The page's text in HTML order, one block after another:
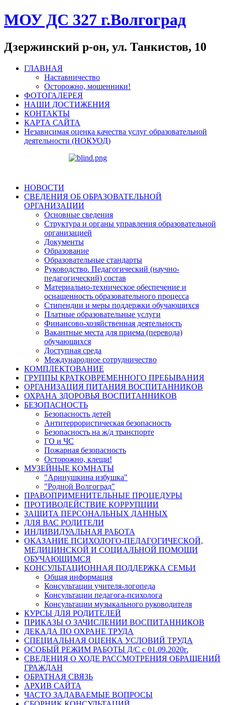
МОУ ДС 327 г.Волгоград
Дзержинский р-он, ул. Танкистов, 10
ГЛАВНАЯ
Наставничество
Осторожно, мошенники!
ФОТОГАЛЕРЕЯ
НАШИ ДОСТИЖЕНИЯ
КОНТАКТЫ
КАРТА САЙТА
Независимая оценка качества услуг образовательной
деятельности (НОКУОД)
НОВОСТИ
СВЕДЕНИЯ ОБ ОБРАЗОВАТЕЛЬНОЙ
ОРГАНИЗАЦИИ
Основные сведения
Структура и органы управления образовательной
организацией
Документы
Образование
Образовательные стандарты
Руководство. Педагогический (научно-
педагогический) состав
Материально-техническое обеспечение и
оснащенность образовательного процесса
Стипендии и меры поддержки обучающихся
Платные образовательные услуги
Финансово-хозяйственная деятельность
Вакантные места для приема (перевода)
обучающихся
Доступная среда
Международное сотрудничество
КОМПЛЕКТОВАНИЕ
ГРУППЫ КРАТКОВРЕМЕННОГО ПРЕБЫВАНИЯ
ОРГАНИЗАЦИЯ ПИТАНИЯ ВОСПИТАННИКОВ
ОХРАНА ЗДОРОВЬЯ ВОСПИТАННИКОВ
БЕЗОПАСНОСТЬ
Безопасность детей
Антитеррористическая безопасность
Безопасность на ж/д транспорте
ГО и ЧС
Пожарная безопасность
Осторожно, клещи!
МУЗЕЙНЫЕ КОМНАТЫ
"Аринушкина избушка"
"Родной Волгоград"
ПРАВОПРИМЕНИТЕЛЬНЫЕ ПРОЦЕДУРЫ
ПРОТИВОДЕЙСТВИЕ КОРРУПЦИИ
ЗАЩИТА ПЕРСОНАЛЬНЫХ ДАННЫХ
ДЛЯ ВАС РОДИТЕЛИ
ИНДИВИДУАЛЬНАЯ РАБОТА
ОКАЗАНИЕ ПСИХОЛОГО-ПЕДАГОГИЧЕСКОЙ,
МЕДИЦИНСКОЙ И СОЦИАЛЬНОЙ ПОМОЩИ
ОБУЧАЮЩИМСЯ
КОНСУЛЬТАЦИОННАЯ ПОДДЕРЖКА СЕМЬИ
Общая информация
Консультации учителя-логопеда
Консультации педагога-психолога
Консультации музыкального руководителя
КУРСЫ ДЛЯ РОДИТЕЛЕЙ
ПРИКАЗЫ О ЗАЧИСЛЕНИИ ВОСПИТАННИКОВ
ДЕКАДА ПО ОХРАНЕ ТРУДА
СПЕЦИАЛЬНАЯ ОЦЕНКА УСЛОВИЙ ТРУДА
ОСОБЫЙ РЕЖИМ РАБОТЫ Д/С с 01.09.2020г.
СВЕДЕНИЯ О ХОДЕ РАССМОТРЕНИЯ ОБРАЩЕНИЙ
ГРАЖДАН
ОБРАТНАЯ СВЯЗЬ
АРХИВ САЙТА
ЧАСТО ЗАДАВАЕМЫЕ ВОПРОСЫ